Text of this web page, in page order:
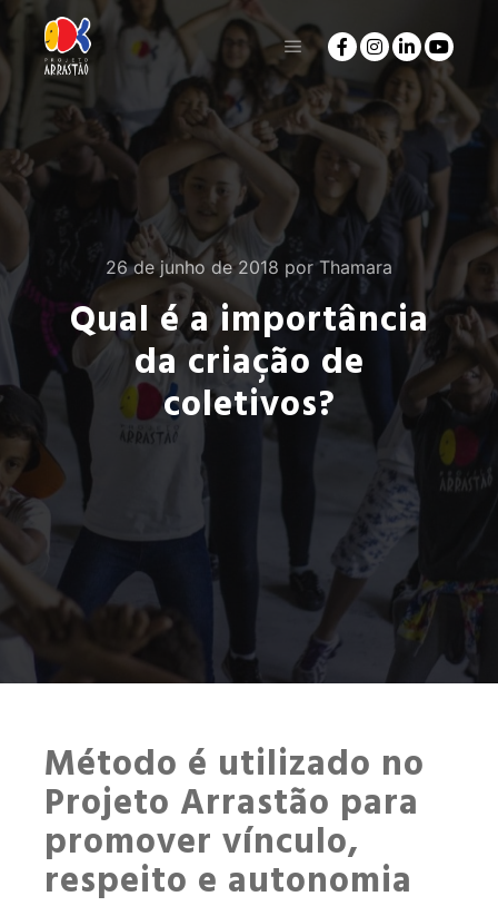
26 de junho de 2018 porThamara
Qual é a importância
da criação de
coletivos?
Método é utilizado no
Projeto Arrastão para
promover vínculo,
respeito e autonomia